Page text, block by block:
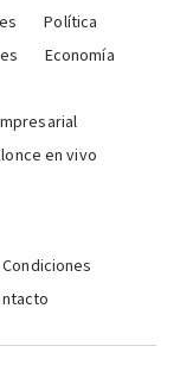
Política
Economía
en vivo